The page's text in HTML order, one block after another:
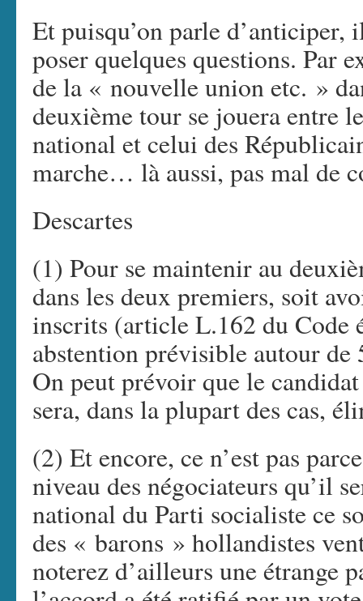
Et puisqu’on parle d’anticiper,
poser quelques questions. Par
de la « nouvelle union etc. »
deuxième tour se jouera entre
national et celui des
marche… là aussi, pas mal de
Descartes
(1) Pour se maintenir au
dans les deux premiers, soit
inscrits (article L.162 du Code
abstention prévisible autour de
On peut prévoir que le
sera, dans la plupart des cas,
(2) Et encore, ce n’est pas
niveau des négociateurs qu’il
national du Parti socialiste ce
des « barons » hollandistes
noterez d’ailleurs une étrange